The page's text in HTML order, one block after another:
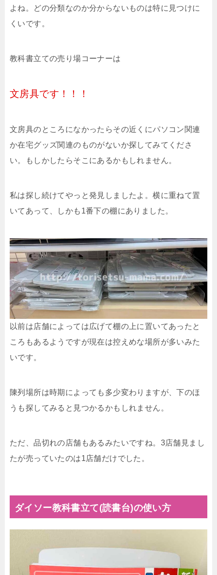
よね。どの分類なのか分からないものは特に見つけに
くいです。
教科書立ての売り場コーナーは
文房具です！！！
文房具のところになかったらその近くにパソコン関連
か在宅グッズ関連のものがないか探してみてくださ
い。もしかしたらそこにあるかもしれません。
私は探し続けてやっと発見しましたよ。横に重ねて置
いてあって、しかも1番下の棚にありました。
以前は店舗によっては広げて棚の上に置いてあったと
ころもあるようですが現在は控えめな場所が多いみた
いです。
陳列場所は時期によっても多少変わりますが、下のほ
うも探してみると見つかるかもしれません。
ただ、品切れの店舗もあるみたいですね。3店舗見まし
たが売っていたのは1店舗だけでした。
ダイソー教科書立て(読書台)の使い方